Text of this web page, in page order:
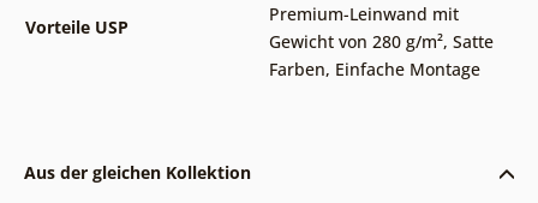
Vorteile USP
Premium-Leinwand mit
Gewicht von 280 g/m², Satte
Farben, Einfache Montage
Aus der gleichen Kollektion